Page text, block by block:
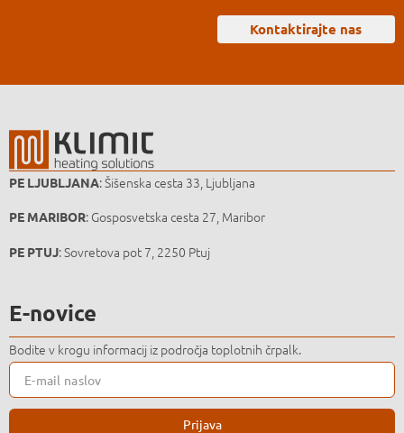
Kontaktirajte nas
PE LJUBLJANA: Šišenska cesta 33, Ljubljana
PE MARIBOR: Gosposvetska cesta 27, Maribor
PE PTUJ: Sovretova pot 7, 2250 Ptuj
E-novice
Bodite v krogu informacij iz področja toplotnih črpalk.
Prijava